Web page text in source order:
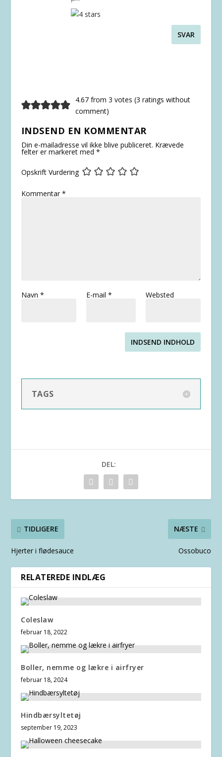
SVAR
4.67 from 3 votes (3 ratings without
comment)
INDSEND EN KOMMENTAR
Din e-mailadresse vil ikke blive publiceret. Krævede
felter er markeret med *
Opskrift Vurdering
Kommentar*
Navn * E-mail * Websted
INDSEND INDHOLD
TAGS
DEL:
TIDLIGERE
Hjerter i flødesauce
NÆSTE
Ossobuco
RELATEREDE INDLÆG
Coleslaw
februar 18, 2022
Boller, nemme og lækre i airfryer
februar 18, 2024
Hindbærsyltetøj
september 19, 2023